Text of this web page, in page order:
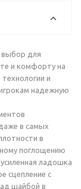
выбор для
и комфорту на
и
надежную
в самых
в
поглощению
ладошка
сцепление с
шайбой в